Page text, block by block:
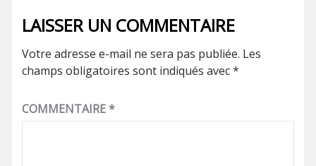
LAISSER UN COMMENTAIRE
Votre adresse e-mail ne sera pas publiée. Les
champs obligatoires sont indiqués avec*
COMMENTAIRE*